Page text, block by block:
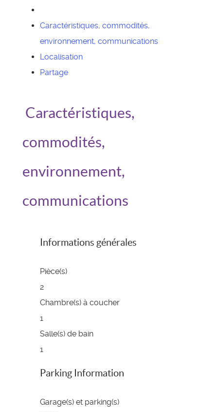
Caractéristiques, commodités,
environnement, communications
Localisation
Partage
Caractéristiques,
commodités,
environnement,
communications
Informations générales
Pièce(s)
2
Chambre(s) à coucher
1
Salle(s) de bain
1
Parking Information
Garage(s) et parking(s)